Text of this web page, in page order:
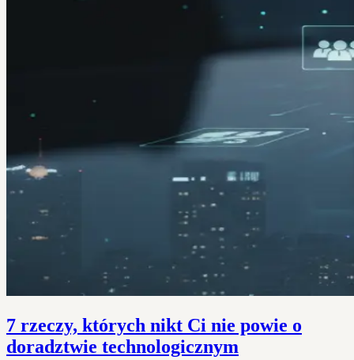
7 rzeczy, których nikt Ci nie powie o
doradztwie technologicznym